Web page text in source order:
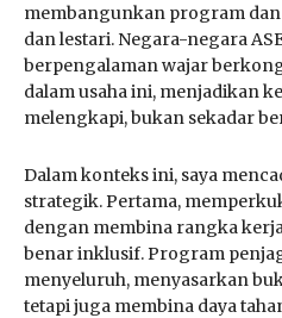
membangunkan program
dan lestari. Negara-negara
berpengalaman wajar
dalam usaha ini, menjadikan
melengkapi, bukan sekadar
Dalam konteks ini, saya
strategik. Pertama,
dengan membina rangka
benar inklusif. Program
menyeluruh, menyasarkan
tetapi juga membina daya